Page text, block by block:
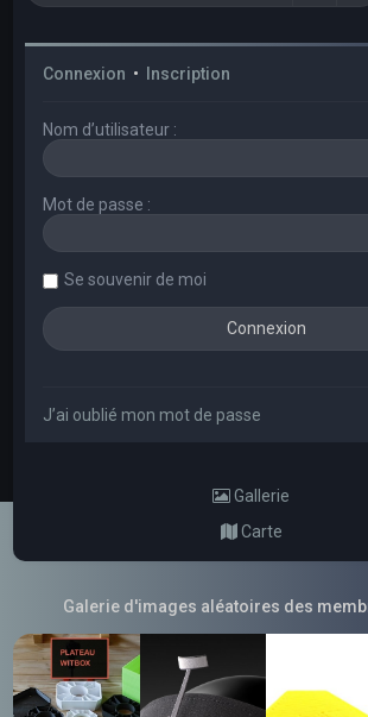
Connexion • Inscription
Nom d’utilisateur :
Mot de passe :
Se souvenir de moi
J’ai oublié mon mot de passe
Gallerie
Carte
Galerie d'images aléatoires des